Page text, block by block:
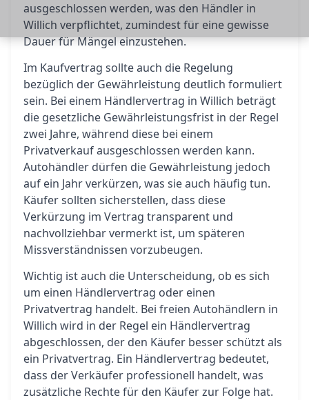
ausgeschlossen werden, was den Händler in
Willich verpflichtet, zumindest für eine gewisse
Dauer für Mängel einzustehen.
Im Kaufvertrag sollte auch die Regelung
bezüglich der Gewährleistung deutlich formuliert
sein. Bei einem Händlervertrag in Willich beträgt
die gesetzliche Gewährleistungsfrist in der Regel
zwei Jahre, während diese bei einem
Privatverkauf ausgeschlossen werden kann.
Autohändler dürfen die Gewährleistung jedoch
auf ein Jahr verkürzen, was sie auch häufig tun.
Käufer sollten sicherstellen, dass diese
Verkürzung im Vertrag transparent und
nachvollziehbar vermerkt ist, um späteren
Missverständnissen vorzubeugen.
Wichtig ist auch die Unterscheidung, ob es sich
um einen Händlervertrag oder einen
Privatvertrag handelt. Bei freien Autohändlern in
Willich wird in der Regel ein Händlervertrag
abgeschlossen, der den Käufer besser schützt als
ein Privatvertrag. Ein Händlervertrag bedeutet,
dass der Verkäufer professionell handelt, was
zusätzliche Rechte für den Käufer zur Folge hat.